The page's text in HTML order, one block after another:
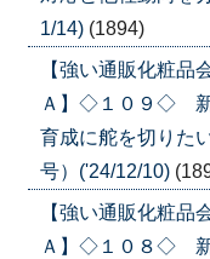
1/14) (1894)
【強い通販化粧品
Ａ】◇１０９◇ 新
育成に舵を切りた
号）('24/12/10)
【強い通販化粧品
Ａ】◇１０８◇ 新